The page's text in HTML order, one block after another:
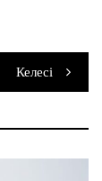
Келесі